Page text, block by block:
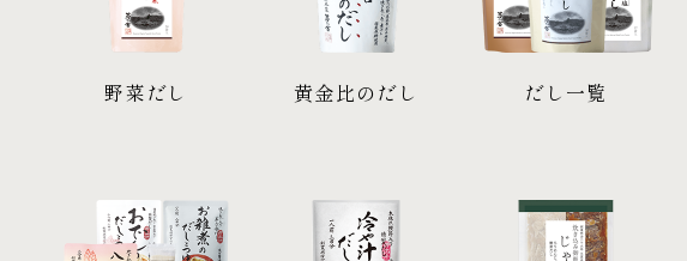
野菜だし 黄金比のだし だし一覧